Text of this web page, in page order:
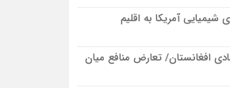
آمریکا به اقلیم
افغانستان/ تعارض منافع میان